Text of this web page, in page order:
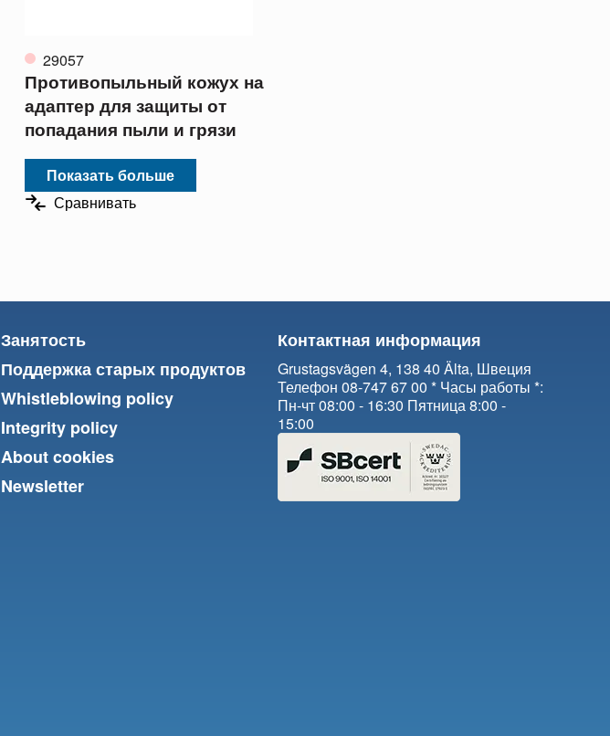
29057
Противопыльный кожух на
адаптер для защиты от
попадания пыли и грязи
Показать больше
Сравнивать
Занятость
Поддержка старых продуктов
Whistleblowing policy
Integrity policy
About cookies
Newsletter
Контактная информация
Grustagsvägen 4, 138 40 Älta, Швеция
Телефон 08-747 67 00 * Часы работы *:
Пн-чт 08:00 - 16:30 Пятница 8:00 -
15:00